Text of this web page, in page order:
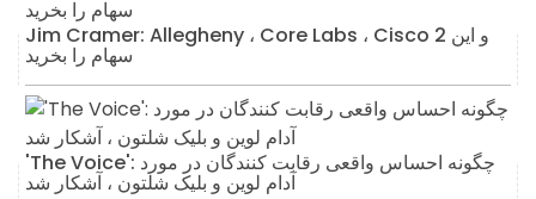
Jim Cramer: Allegheny ، Core Labs ، Cisco و این 2
سهام را بخرید
'The Voice': چگونه احساس واقعی رقابت کنندگان در مورد
آدام لوین و بلیک شلتون ، آشکار شد